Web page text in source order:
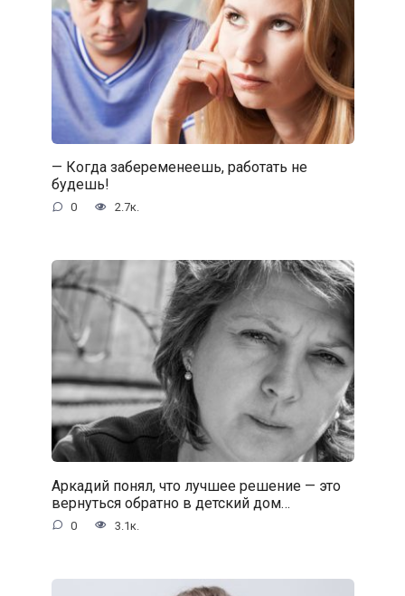
— Когда забеременеешь, работать не
будешь!
0 2.7к.
Аркадий понял, что лучшее решение — это
вернуться обратно в детский дом…
0 3.1к.